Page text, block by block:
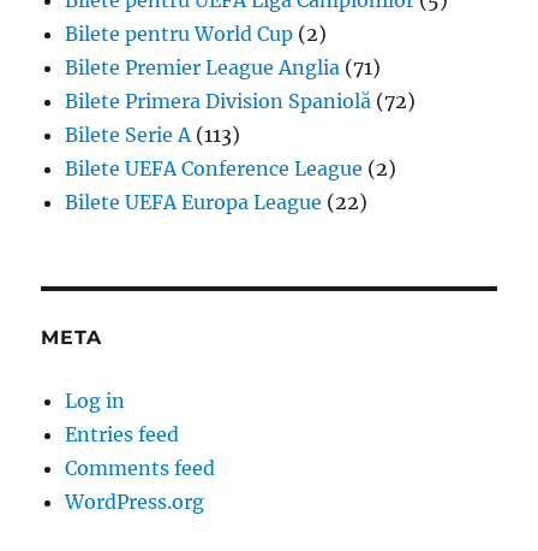
Bilete pentru World Cup (2)
Bilete Premier League Anglia (71)
Bilete Primera Division Spaniolă (72)
Bilete Serie A(113)
Bilete UEFA Conference League (2)
Bilete UEFA Europa League (22)
META
Log in
Entries feed
Comments feed
WordPress.org